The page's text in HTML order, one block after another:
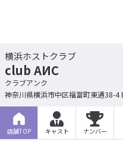
横浜ホストクラブ
club AИC
クラブアンク
神奈川県横浜市中区福富町東通38-4
店舗TOP キャスト ナンバー